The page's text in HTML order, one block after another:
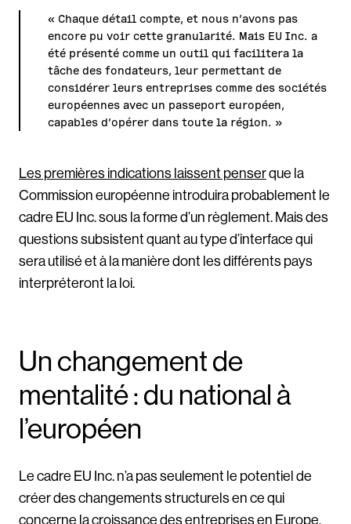
« Chaque détail compte, et nous n’avons pas
encore pu voir cette granularité. Mais EU Inc. a
été présenté comme un outil qui facilitera la
tâche des fondateurs, leur permettant de
considérer leurs entreprises comme des sociétés
européennes avec un passeport européen,
capables d’opérer dans toute la région. »
Les premières indications laissent penserque la
Commission européenne introduira probablement le
cadre EU Inc. sous la forme d’un règlement. Mais des
questions subsistent quant au type d’interface qui
sera utilisé et à la manière dont les différents pays
interpréteront la loi.
Un changement de
mentalité : du national à
l’européen
Le cadre EU Inc. n’a pas seulement le potentiel de
créer des changements structurels en ce qui
concerne la croissance des entreprises en Europe.